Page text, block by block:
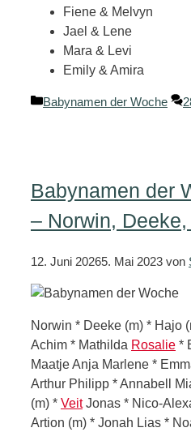
Fiene & Melvyn
Jael & Lene
Mara & Levi
Emily & Amira
Kategorien
Babynamen der Woche
Babynamen der
– Norwin,
12. Juni 20265. Mai 2023 von
Norwin * Deeke (m) * Hajo
Achim * Mathilda Rosalie *
Maatje Anja Marlene *
Arthur Philipp * Annabell
(m) * VeitJonas * Nico-
Artion (m) * Jonah Lias *